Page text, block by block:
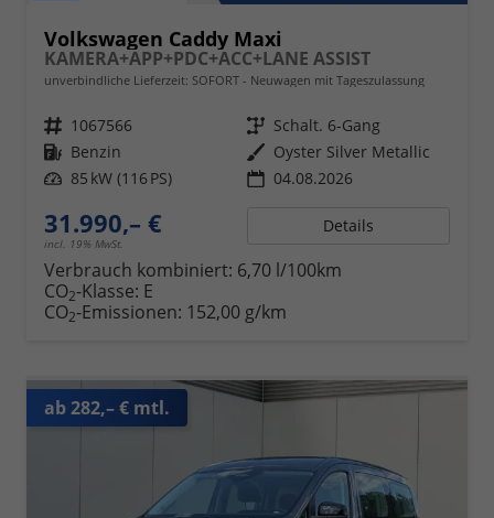
Volkswagen Caddy Maxi
KAMERA+APP+PDC+ACC+LANE ASSIST
unverbindliche Lieferzeit: SOFORT Neuwagen mit Tageszulassung
Fahrzeugnr. 1067566 Getriebe Schalt. 6-Gang
Kraftstoff Benzin Außenfarbe Oyster Silver Metallic
Leistung 85 kW (116 PS) 04.08.2026
31.990,– €
incl. 19% MwSt.
Details
Verbrauch kombiniert: 6,70 l/100km
CO2-Klasse: E
CO2-Emissionen: 152,00 g/km
ab 282,– € mtl.